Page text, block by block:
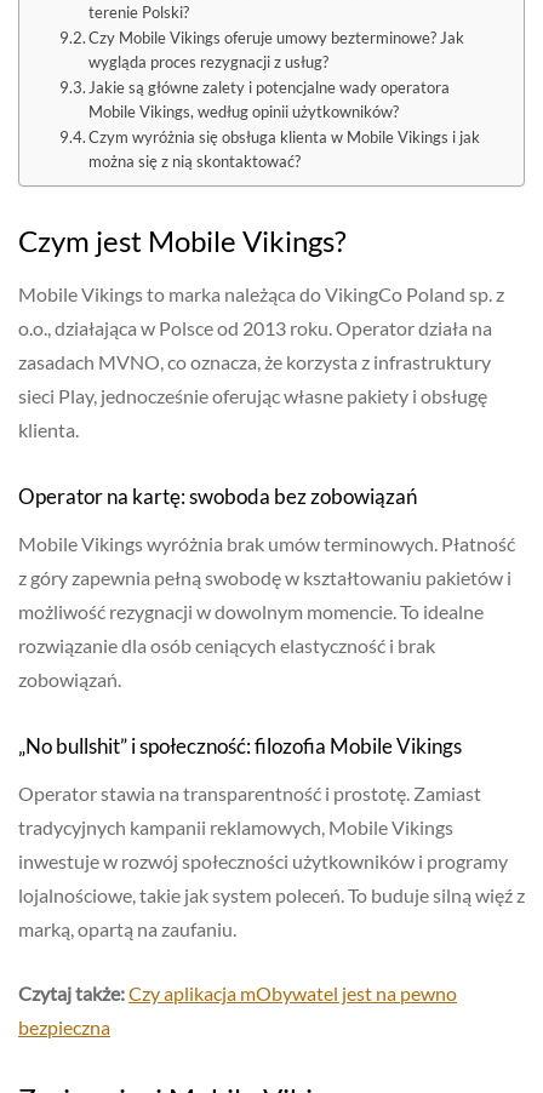
terenie Polski?
Czy Mobile Vikings oferuje umowy bezterminowe? Jak
wygląda proces rezygnacji z usług?
Jakie są główne zalety i potencjalne wady operatora
Mobile Vikings, według opinii użytkowników?
Czym wyróżnia się obsługa klienta w Mobile Vikings i jak
można się z nią skontaktować?
Czym jest Mobile Vikings?
Mobile Vikings to marka należąca do VikingCo Poland sp. z
o.o., działająca w Polsce od 2013 roku. Operator działa na
zasadach MVNO, co oznacza, że korzysta z infrastruktury
sieci Play, jednocześnie oferując własne pakiety i obsługę
klienta.
Operator na kartę: swoboda bez zobowiązań
Mobile Vikings wyróżnia brak umów terminowych. Płatność
z góry zapewnia pełną swobodę w kształtowaniu pakietów i
możliwość rezygnacji w dowolnym momencie. To idealne
rozwiązanie dla osób ceniących elastyczność i brak
zobowiązań.
„No bullshit” i społeczność: filozofia Mobile Vikings
Operator stawia na transparentność i prostotę. Zamiast
tradycyjnych kampanii reklamowych, Mobile Vikings
inwestuje w rozwój społeczności użytkowników i programy
lojalnościowe, takie jak system poleceń. To buduje silną więź z
marką, opartą na zaufaniu.
Czytaj także:Czy aplikacja mObywatel jest na pewno
bezpieczna